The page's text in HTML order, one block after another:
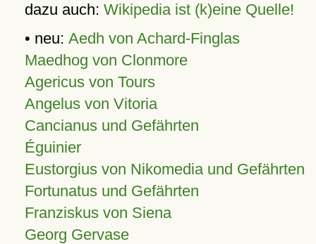
dazu auch: Wikipedia ist (k)eine Quelle!
• neu: Aedh von Achard-Finglas
Maedhog von Clonmore
Agericus von Tours
Angelus von Vitoria
Cancianus und Gefährten
Éguinier
Eustorgius von Nikomedia und Gefährten
Fortunatus und Gefährten
Franziskus von Siena
Georg Gervase